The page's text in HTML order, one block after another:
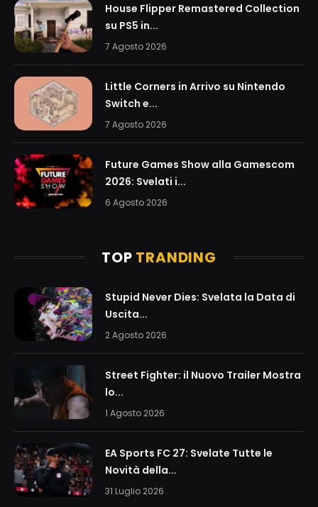
House Flipper Remastered Collection
su PS5 in...
7 Agosto 2026
Little Corners in Arrivo su Nintendo
Switch e...
7 Agosto 2026
Future Games Show alla Gamescom
2026: Svelati i...
6 Agosto 2026
TOP TRANDING
Stupid Never Dies: Svelata la Data di
Uscita...
2 Agosto 2026
Street Fighter: il Nuovo Trailer Mostra
lo...
1 Agosto 2026
EA Sports FC 27: Svelate Tutte le
Novità della...
31 Luglio 2026